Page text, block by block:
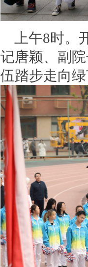
上午8时
记唐颖、副
伍踏步走向